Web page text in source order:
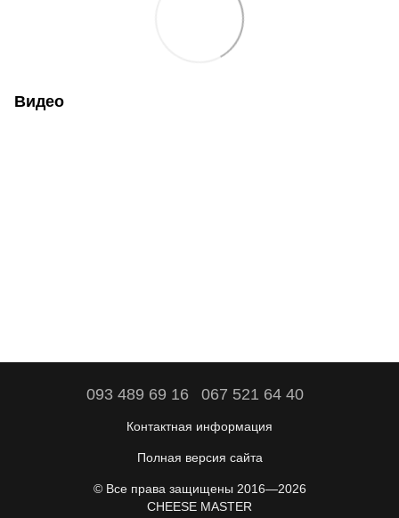
Видео
093 489 69 16 067 521 64 40
Контактная информация
Полная версия сайта
© Все права защищены 2016—2026
CHEESE MASTER